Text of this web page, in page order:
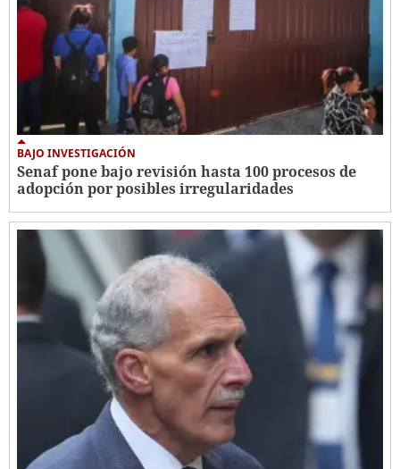
BAJO INVESTIGACIÓN
Senaf pone bajo revisión hasta 100 procesos de
adopción por posibles irregularidades